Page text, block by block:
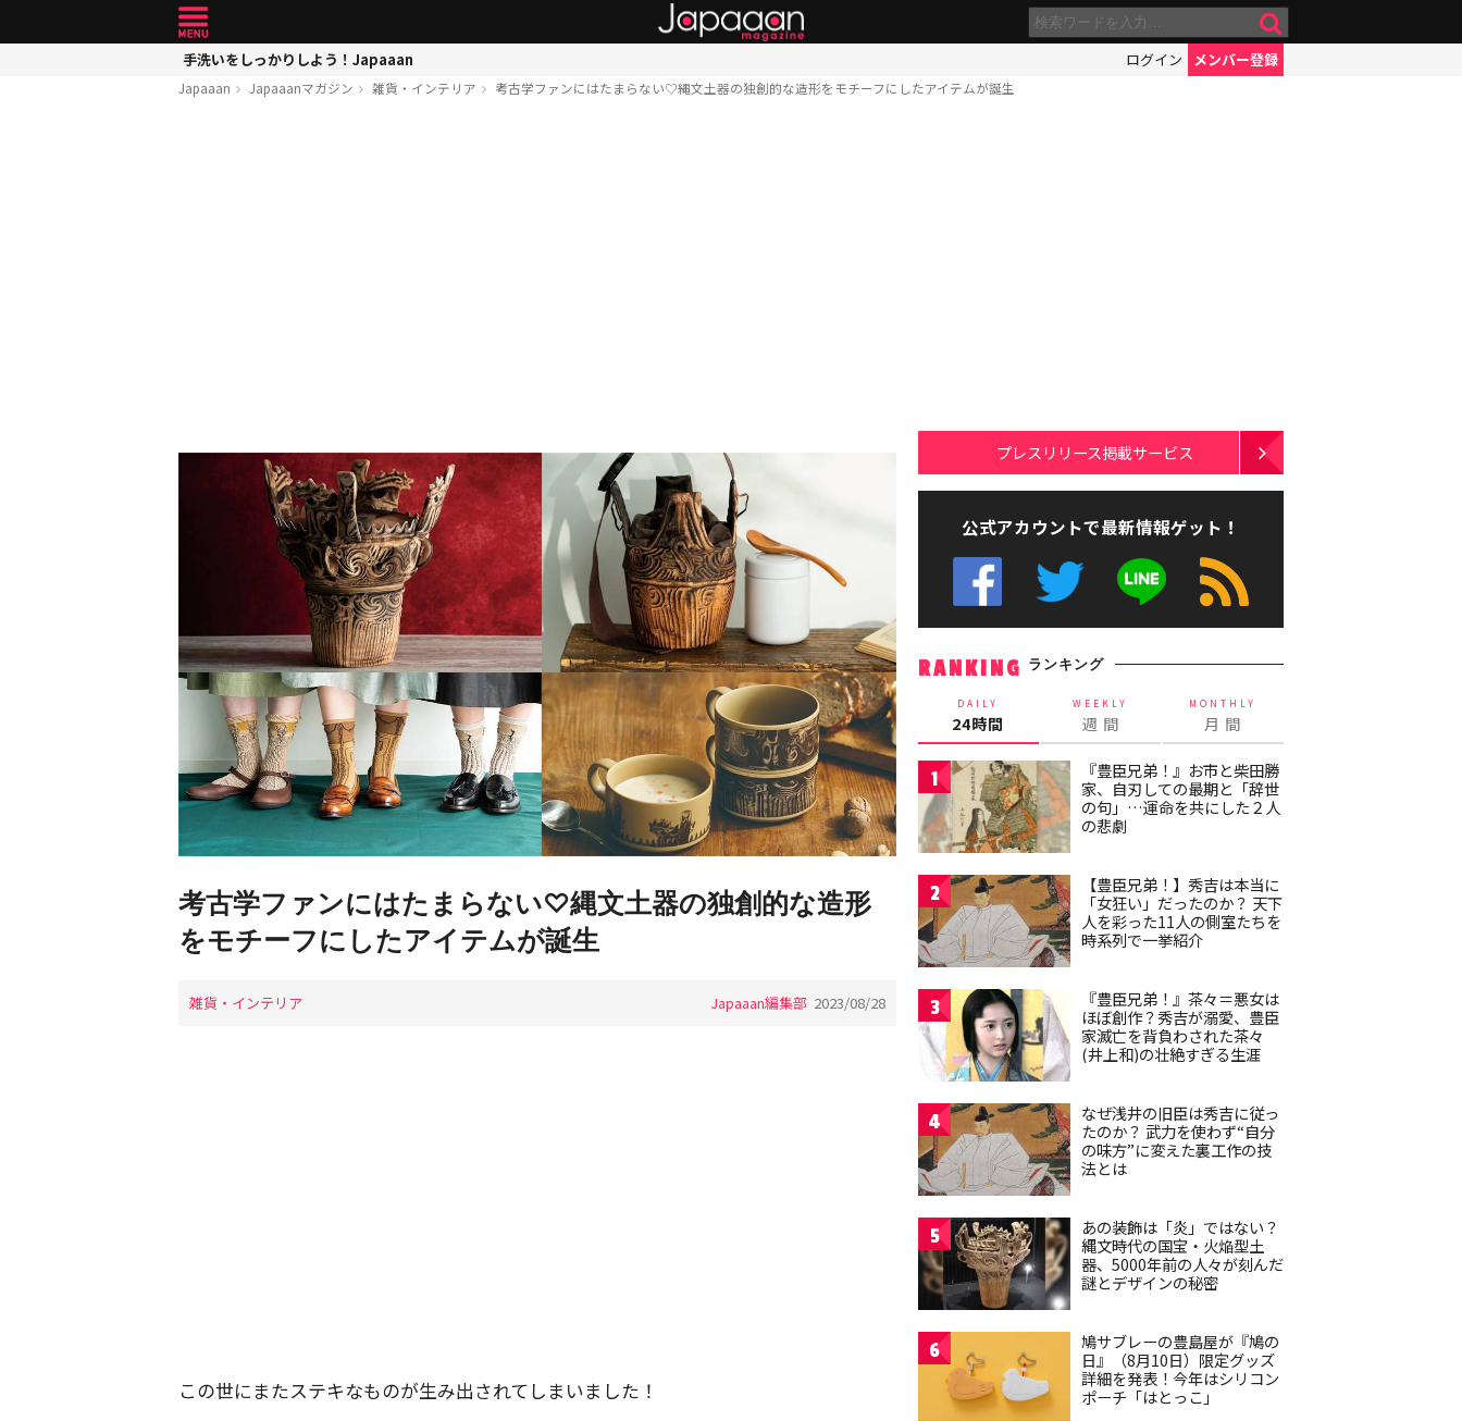
手洗いをしっかりしよう！Japaaan ログイン メンバー登録
Japaaan Japaaanマガジン 雑貨・インテリア 考古学ファンにはたまらない♡縄文土器の独創的な造形をモチーフにしたアイテムが誕生
考古学ファンにはたまらない♡縄文土器の独創的な造形
をモチーフにしたアイテムが誕生
雑貨・インテリア Japaaan編集部 2023/08/28
この世にまたステキなものが生み出されてしまいました！
プレスリリース掲載サービス
公式アカウントで最新情報ゲット！
RANKING ランキング
DAILY
24時間
WEEKLY
週 間
MONTHLY
月 間
1
『豊臣兄弟！』お市と柴田勝
家、自刃しての最期と「辞世
の句」…運命を共にした２人
の悲劇
2
【豊臣兄弟！】秀吉は本当に
「女狂い」だったのか？ 天下
人を彩った11人の側室たちを
時系列で一挙紹介
3
『豊臣兄弟！』茶々＝悪女は
ほぼ創作？秀吉が溺愛、豊臣
家滅亡を背負わされた茶々
(井上和)の壮絶すぎる生涯
4
なぜ浅井の旧臣は秀吉に従っ
たのか？ 武力を使わず“自分
の味方”に変えた裏工作の技
法とは
5
あの装飾は「炎」ではない？
縄文時代の国宝・火焔型土
器、5000年前の人々が刻んだ
謎とデザインの秘密
6
鳩サブレーの豊島屋が『鳩の
日』（8月10日）限定グッズ
詳細を発表！今年はシリコン
ポーチ「はとっこ」